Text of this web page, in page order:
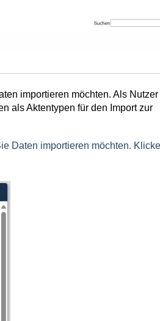
importieren möchten. Als Nutzer
als Aktentypen für den Import zur
Daten importieren möchten.